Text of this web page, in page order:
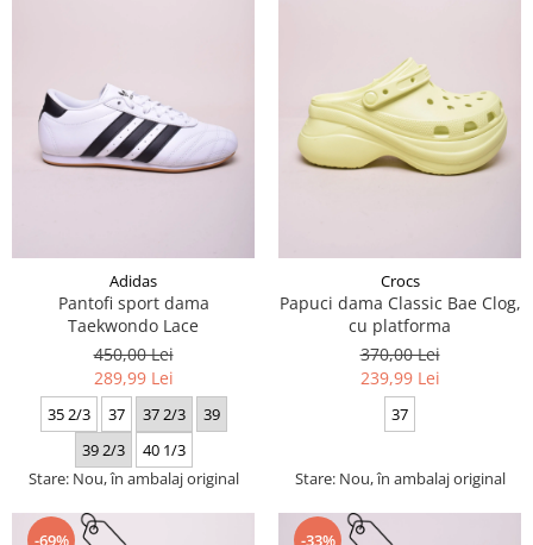
Adidas
Pantofi sport dama
Taekwondo Lace
450,00 Lei
289,99 Lei
35 2/3 37 37 2/3
39
39 2/3
40 1/3
Stare: Nou, în ambalaj original
Crocs
Papuci dama Classic Bae Clog,
cu platforma
370,00 Lei
239,99 Lei
37
Stare: Nou, în ambalaj original
-69% -33%